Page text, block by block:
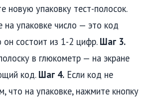
новую упаковку тест-полосок.
на упаковке число — это код
состоит из 1-2 цифр. Шаг 3.
в глюкометр — на экране
код. Шаг 4. Если код не
что на упаковке, нажмите кнопку